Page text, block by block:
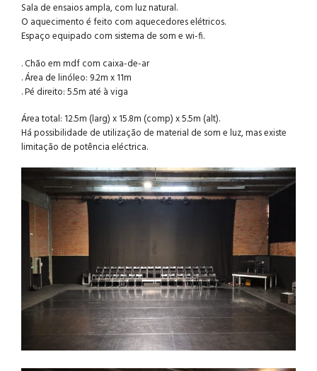
Sala de ensaios ampla, com luz natural.
O aquecimento é feito com aquecedores elétricos.
Espaço equipado com sistema de som e wi-fi.
. Chão em mdf com caixa-de-ar
. Área de linóleo: 9.2m x 11m
. Pé direito: 5.5m até à viga
Área total: 12.5m (larg) x 15.8m (comp) x 5.5m (alt).
Há possibilidade de utilização de material de som e luz, mas existe
limitação de potência eléctrica.